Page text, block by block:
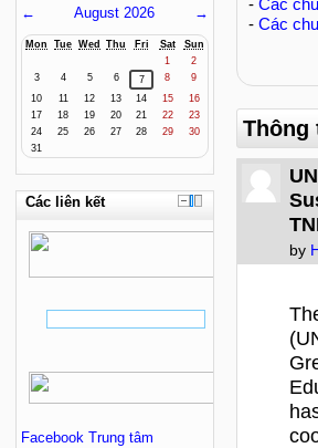
- Các
- Các
Thông
by
←
August 2026 →
Mon Tue Wed Thu Fri Sat
Sun
1
2
3
4 5 6 7 8
9
10
11 12 13 14 15
16
17
18 19 20 21 22
23
24
25 26 27 28 29
30
31
Các liên kết
Facebook Trung tâm